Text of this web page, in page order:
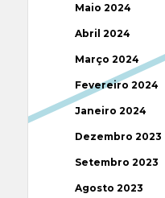
Maio 2024
Abril 2024
Março 2024
Fevereiro 2024
Janeiro 2024
Dezembro 2023
Setembro 2023
Agosto 2023